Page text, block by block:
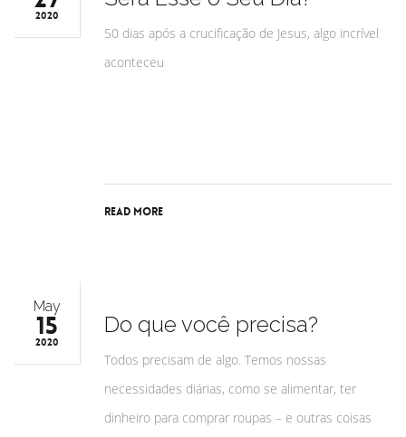
2020
50 dias após a crucificação de Jesus, algo incrível
aconteceu
Read More
May
15
2020
Do que você precisa?
Todos precisam de algo. Temos nossas
necessidades diárias, como se alimentar, ter
dinheiro para comprar roupas – e outras coisas